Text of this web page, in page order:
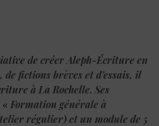
de créer Aleph-Écriture en
fictions brèves et d’essais, il
à La Rochelle. Ses
Formation générale à
régulier) et un module de 5